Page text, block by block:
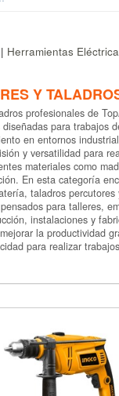
| Herramientas
Y
profesionales de
para trabajos
en entornos
y versatilidad para
materiales como
En esta categoría
taladros percutores
para talleres,
instalaciones y
la productividad
para realizar